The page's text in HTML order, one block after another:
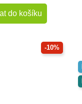
do košíku
-10%